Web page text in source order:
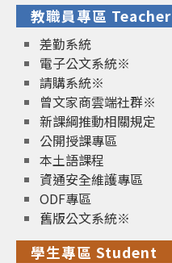
教職員專區 Teacher
差勤系統
電子公文系統※
請購系統※
曾文家商雲端社群※
新課綱推動相關規定
公開授課專區
本土語課程
資通安全維護專區
ODF專區
舊版公文系統※
學生專區 Student